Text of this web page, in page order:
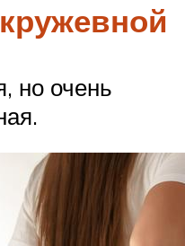
но очень